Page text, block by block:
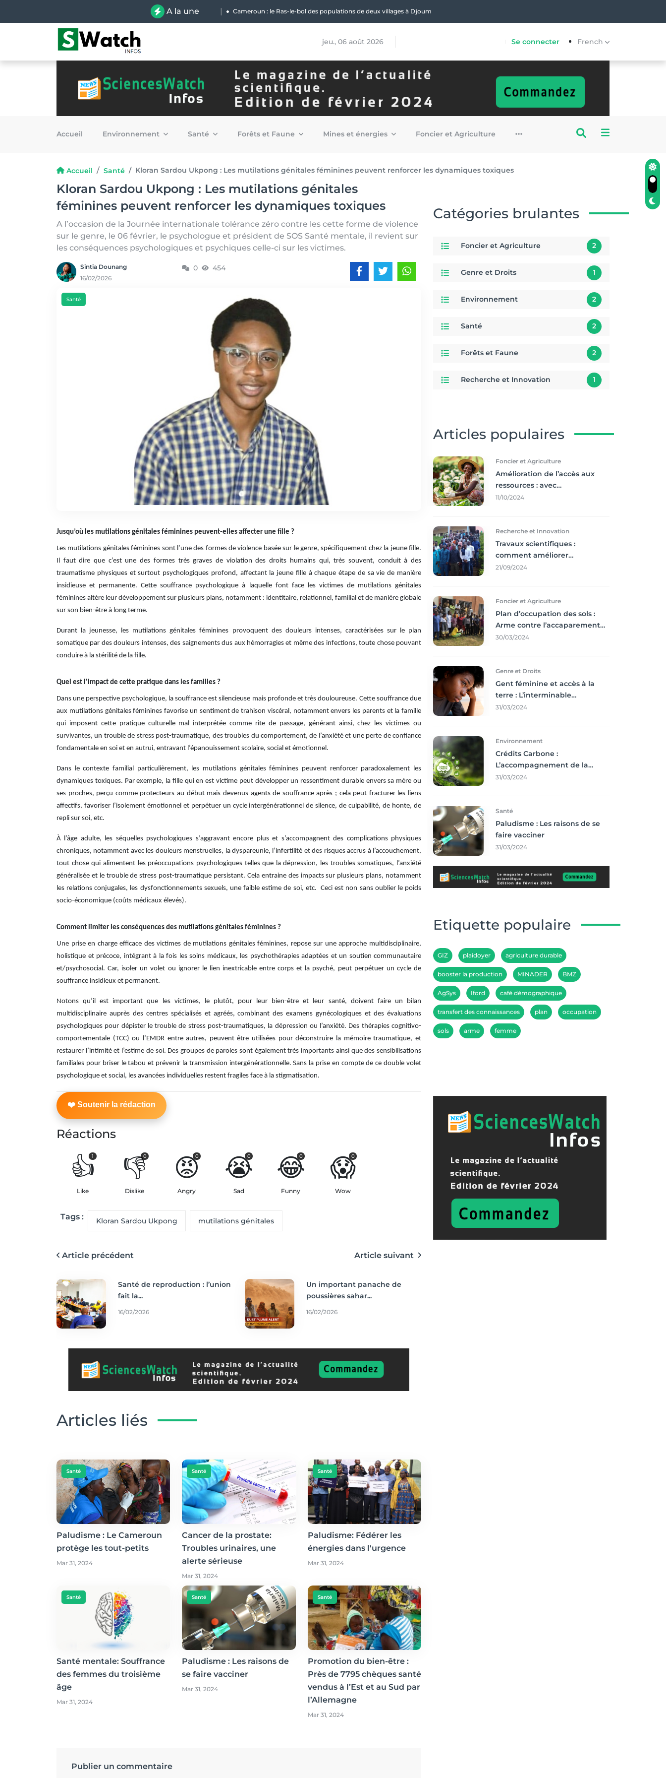
A la une | Cameroun : le Ras-le-bol des populations de deux villages à Djoum
jeu., 06 août 2026 Se connecter French
Accueil Environnement Santé Forêts et Faune Mines et énergies Foncier et Agriculture
Accueil Santé Kloran Sardou Ukpong : Les mutilations génitales féminines peuvent renforcer les dynamiques toxiques
Kloran Sardou Ukpong : Les mutilations génitales
féminines peuvent renforcer les dynamiques toxiques
A l’occasion de la Journée internationale tolérance zéro contre les cette forme de violence
sur le genre, le 06 février, le psychologue et président de SOS Santé mentale, il revient sur
les conséquences psychologiques et psychiques celle-ci sur les victimes.
Sintia Dounang
16/02/2026
0 454
Santé
Jusqu’où les mutilations génitales féminines peuvent-elles affecter une fille ?
Les mutilations génitales féminines sont l’une des formes de violence basée sur le genre, spécifiquement chez la jeune fille.
Il faut dire que c’est une des formes très graves de violation des droits humains qui, très souvent, conduit à des
traumatisme physiques et surtout psychologiques profond, affectant la jeune fille à chaque étape de sa vie de manière
insidieuse et permanente. Cette souffrance psychologique à laquelle font face les victimes de mutilations génitales
féminines altère leur développement sur plusieurs plans, notamment : identitaire, relationnel, familial et de manière globale
sur son bien-être à long terme.
Durant la jeunesse, les mutilations génitales féminines provoquent des douleurs intenses, caractérisées sur le plan
somatique par des douleurs intenses, des saignements dus aux hémorragies et même des infections, toute chose pouvant
conduire à la stérilité de la fille.
Quel est l'impact de cette pratique dans les familles ?
Dans une perspective psychologique, la souffrance est silencieuse mais profonde et très douloureuse. Cette souffrance due
aux mutilations génitales féminines favorise un sentiment de trahison viscéral, notamment envers les parents et la famille
qui imposent cette pratique culturelle mal interprétée comme rite de passage, générant ainsi, chez les victimes ou
survivantes, un trouble de stress post-traumatique, des troubles du comportement, de l’anxiété et une perte de confiance
fondamentale en soi et en autrui, entravant l’épanouissement scolaire, social et émotionnel.
Dans le contexte familial particulièrement, les mutilations génitales féminines peuvent renforcer paradoxalement les
dynamiques toxiques. Par exemple, la fille qui en est victime peut développer un ressentiment durable envers sa mère ou
ses proches, perçu comme protecteurs au début mais devenus agents de souffrance après ; cela peut fracturer les liens
affectifs, favoriser l’isolement émotionnel et perpétuer un cycle intergénérationnel de silence, de culpabilité, de honte, de
repli sur soi, etc.
À l’âge adulte, les séquelles psychologiques s’aggravant encore plus et s’accompagnent des complications physiques
chroniques, notamment avec les douleurs menstruelles, la dyspareunie, l’infertilité et des risques accrus à l’accouchement,
tout chose qui alimentent les préoccupations psychologiques telles que la dépression, les troubles somatiques, l’anxiété
généralisée et le trouble de stress post-traumatique persistant. Cela entraine des impacts sur plusieurs plans, notamment
les relations conjugales, les dysfonctionnements sexuels, une faible estime de soi, etc. Ceci est non sans oublier le poids
socio-économique (coûts médicaux élevés).
Comment limiter les conséquences des mutilations génitales féminines ?
Une prise en charge efficace des victimes de mutilations génitales féminines, repose sur une approche multidisciplinaire,
holistique et précoce, intégrant à la fois les soins médicaux, les psychothérapies adaptées et un soutien communautaire
et/psychosocial. Car, isoler un volet ou ignorer le lien inextricable entre corps et la psyché, peut perpétuer un cycle de
souffrance insidieux et permanent.
Notons qu’il est important que les victimes, le plutôt, pour leur bien-être et leur santé, doivent faire un bilan
multidisciplinaire auprès des centres spécialisés et agréés, combinant des examens gynécologiques et des évaluations
psychologiques pour dépister le trouble de stress post-traumatiques, la dépression ou l’anxiété. Des thérapies cognitivo-
comportementale (TCC) ou l’EMDR entre autres, peuvent être utilisées pour déconstruire la mémoire traumatique, et
restaurer l’intimité et l’estime de soi. Des groupes de paroles sont également très importants ainsi que des sensibilisations
familiales pour briser le tabou et prévenir la transmission intergénérationnelle. Sans la prise en compte de ce double volet
psychologique et social, les avancées individuelles restent fragiles face à la stigmatisation.
Réactions
👍
1
Like
👎
0
Dislike
😡
0
Angry
😭
0
Sad
😂
0
Funny
😱
0
Wow
Tags : Kloran Sardou Ukpong mutilations génitales
Article précédent Article suivant
Santé de reproduction : l’union
fait la...
16/02/2026
Un important panache de
poussières sahar...
16/02/2026
Articles liés
Santé
Paludisme : Le Cameroun
protège les tout-petits
Mar 31, 2024
Santé
Cancer de la prostate:
Troubles urinaires, une
alerte sérieuse
Mar 31, 2024
Santé
Paludisme: Fédérer les
énergies dans l'urgence
Mar 31, 2024
Santé
Santé mentale: Souffrance
des femmes du troisième
âge
Mar 31, 2024
Santé
Paludisme : Les raisons de
se faire vacciner
Mar 31, 2024
Santé
Promotion du bien-être :
Près de 7795 chèques santé
vendus à l’Est et au Sud par
l’Allemagne
Mar 31, 2024
Publier un commentaire
Catégories brulantes
Foncier et Agriculture 2
Genre et Droits 1
Environnement 2
Santé 2
Forêts et Faune 2
Recherche et Innovation 1
Articles populaires
Foncier et Agriculture
Amélioration de l’accès aux
ressources : avec
l'incontournable ’agriculture
11/10/2024
Recherche et Innovation
Travaux scientifiques :
comment améliorer
l’utilisation des résultats
21/09/2024
Foncier et Agriculture
Plan d’occupation des sols :
Arme contre l’accaparement
des terres
30/03/2024
Genre et Droits
Gent féminine et accès à la
terre : L’interminable
recherche des droits
31/03/2024
Environnement
Crédits Carbone :
L’accompagnement de la
Francophonie
31/03/2024
Santé
Paludisme : Les raisons de se
faire vacciner
31/03/2024
Etiquette populaire
GIZ plaidoyer agriculture durable
booster la production MINADER BMZ
AgSys Iford café démographique
transfert des connaissances plan occupation
sols arme femme